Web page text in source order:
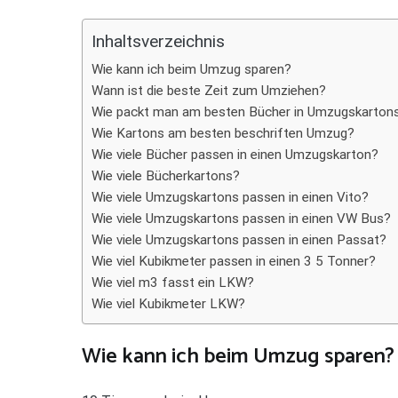
Inhaltsverzeichnis
Wie kann ich beim Umzug sparen?
Wann ist die beste Zeit zum Umziehen?
Wie packt man am besten Bücher in
Wie Kartons am besten beschriften Umzug?
Wie viele Bücher passen in einen Umzugskarton?
Wie viele Bücherkartons?
Wie viele Umzugskartons passen in einen Vito?
Wie viele Umzugskartons passen in einen VW Bus?
Wie viele Umzugskartons passen in einen Passat?
Wie viel Kubikmeter passen in einen 3 5 Tonner?
Wie viel m3 fasst ein LKW?
Wie viel Kubikmeter LKW?
Wie kann ich beim Umzug sparen?